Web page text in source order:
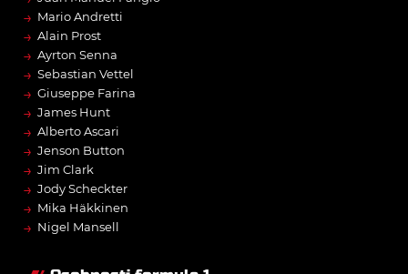
→ Mario Andretti
→ Alain Prost
→ Ayrton Senna
→ Sebastian Vettel
→ Giuseppe Farina
→ James Hunt
→ Alberto Ascari
→ Jenson Button
→ Jim Clark
→ Jody Scheckter
→ Mika Häkkinen
→ Nigel Mansell